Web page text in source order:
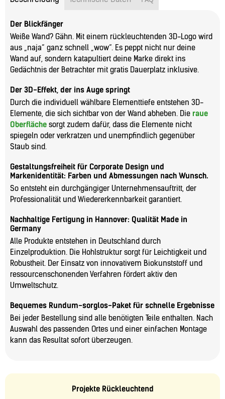
Der Blickfänger
Weiße Wand? Gähn. Mit einem rückleuchtenden 3D-Logo wird
aus „naja“ ganz schnell „wow“. Es peppt nicht nur deine
Wand auf, sondern katapultiert deine Marke direkt ins
Gedächtnis der Betrachter mit gratis Dauerplatz inklusive.
Der 3D-Effekt, der ins Auge springt
Durch die individuell wählbare Elementtiefe entstehen 3D-
Elemente, die sich sichtbar von der Wand abheben. Die raue
Oberfläche sorgt zudem dafür, dass die Elemente nicht
spiegeln oder verkratzen und unempfindlich gegenüber
Staub sind.
Gestaltungsfreiheit für Corporate Design und
Markenidentität: Farben und Abmessungen nach Wunsch.
So entsteht ein durchgängiger Unternehmensauftritt, der
Professionalität und Wiedererkennbarkeit garantiert.
Nachhaltige Fertigung in Hannover: Qualität Made in
Germany
Alle Produkte entstehen in Deutschland durch
Einzelproduktion. Die Hohlstruktur sorgt für Leichtigkeit und
Robustheit. Der Einsatz von innovativem Biokunststoff und
ressourcenschonenden Verfahren fördert aktiv den
Umweltschutz.
Bequemes Rundum-sorglos-Paket für schnelle Ergebnisse
Bei jeder Bestellung sind alle benötigten Teile enthalten. Nach
Auswahl des passenden Ortes und einer einfachen Montage
kann das Resultat sofort überzeugen.
Projekte Rückleuchtend